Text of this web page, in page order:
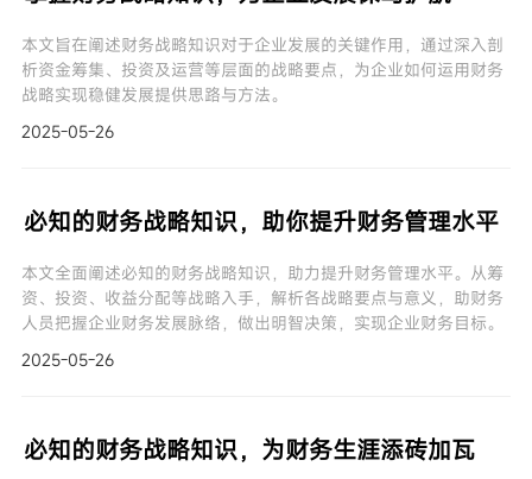
本文旨在阐述财务战略知识对于企业发展的关键作用，通过深入剖
析资金筹集、投资及运营等层面的战略要点，为企业如何运用财务
战略实现稳健发展提供思路与方法。
2025-05-26
必知的财务战略知识，助你提升财务管理水平
本文全面阐述必知的财务战略知识，助力提升财务管理水平。从筹
资、投资、收益分配等战略入手，解析各战略要点与意义，助财务
人员把握企业财务发展脉络，做出明智决策，实现企业财务目标。
2025-05-26
必知的财务战略知识，为财务生涯添砖加瓦